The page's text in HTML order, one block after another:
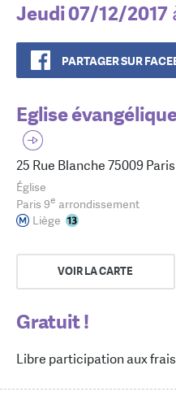
Jeudi 07/12/2017
PARTAGER SUR
Eglise
25 Rue Blanche 75009 Paris
Église
Paris 9e arrondissement
Liège
VOIR LA CARTE
Gratuit !
Libre participation aux frais